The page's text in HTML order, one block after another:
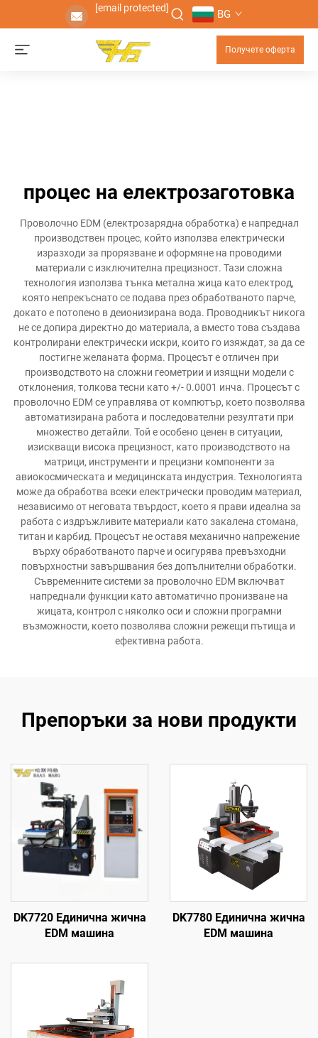
[email protected] BG
Получете оферта
процес на електрозаготовка
Проволочно EDM (електрозарядна обработка) е напреднал
производствен процес, който използва електрически
изразходи за прорязване и оформяне на проводими
материали с изключителна прецизност. Тази сложна
технология използва тънка метална жица като електрод,
която непрекъснато се подава през обработваното парче,
докато е потопено в деионизирана вода. Проводникът никога
не се допира директно до материала, а вместо това създава
контролирани електрически искри, които го изяждат, за да се
постигне желаната форма. Процесът е отличен при
производството на сложни геометрии и изящни модели с
отклонения, толкова тесни като +/- 0.0001 инча. Процесът с
проволочно EDM се управлява от компютър, което позволява
автоматизирана работа и последователни резултати при
множество детайли. Той е особено ценен в ситуации,
изискващи висока прецизност, като производството на
матрици, инструменти и прецизни компоненти за
авиокосмическата и медицинската индустрия. Технологията
може да обработва всеки електрически проводим материал,
независимо от неговата твърдост, което я прави идеална за
работа с издръжливите материали като закалена стомана,
титан и карбид. Процесът не оставя механично напрежение
върху обработваното парче и осигурява превъзходни
повърхностни завършвания без допълнителни обработки.
Съвременните системи за проволочно EDM включват
напреднали функции като автоматично пронизване на
жицата, контрол с няколко оси и сложни програмни
възможности, което позволява сложни режещи пътища и
ефективна работа.
Препоръки за нови продукти
DK7720 Единична жична
EDM машина
DK7780 Единична жична
EDM машина